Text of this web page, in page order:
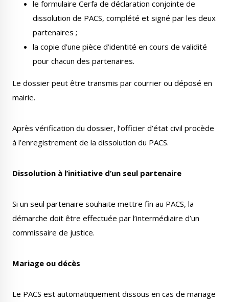
le formulaire Cerfa de déclaration conjointe de
dissolution de PACS, complété et signé par les deux
partenaires ;
la copie d’une pièce d’identité en cours de validité
pour chacun des partenaires.
Le dossier peut être transmis par courrier ou déposé en
mairie.
Après vérification du dossier, l’officier d’état civil procède
à l’enregistrement de la dissolution du PACS.
Dissolution à l’initiative d’un seul partenaire
Si un seul partenaire souhaite mettre fin au PACS, la
démarche doit être effectuée par l’intermédiaire d’un
commissaire de justice.
Mariage ou décès
Le PACS est automatiquement dissous en cas de mariage